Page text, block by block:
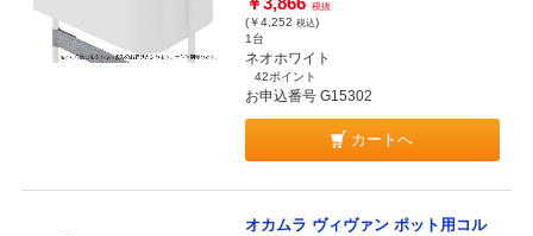
税抜
(￥4,252 税込)
1台
ネオホワイト
42ポイント
お申込番号 G15302
カートへ
オカムラ ヴィヴァン ポット用コル